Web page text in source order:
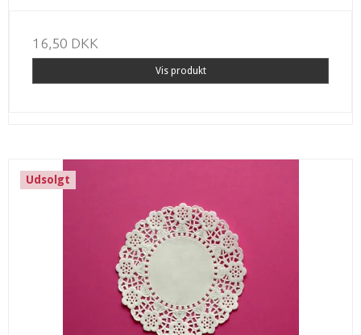
16,50 DKK
Vis produkt
Udsolgt